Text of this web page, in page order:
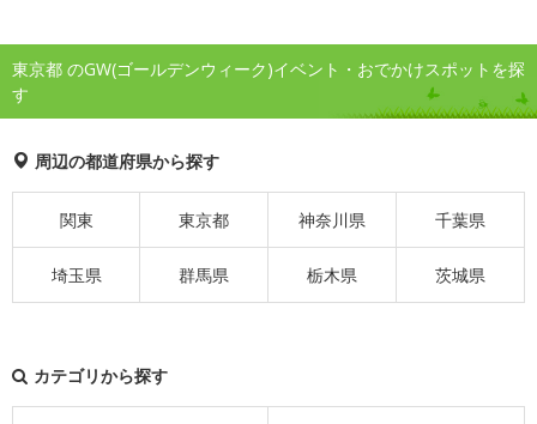
東京都 のGW(ゴールデンウィーク)イベント・おでかけスポットを探
す
周辺の都道府県から探す
関東 東京都 神奈川県 千葉県
埼玉県 群馬県 栃木県 茨城県
カテゴリから探す